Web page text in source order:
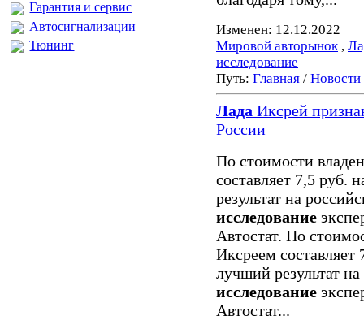
Гарантия и сервис
Автосигнализации
Тюнинг
Изменен: 12.12.2022
Мировой авторынок,
исследование
Путь: Главная /
Лада Иксрей
России
По стоимости
составляет 7,5 руб.
результат на
исследование
Автостат. По
Иксреем составляет
лучший результат
исследование
Автостат...